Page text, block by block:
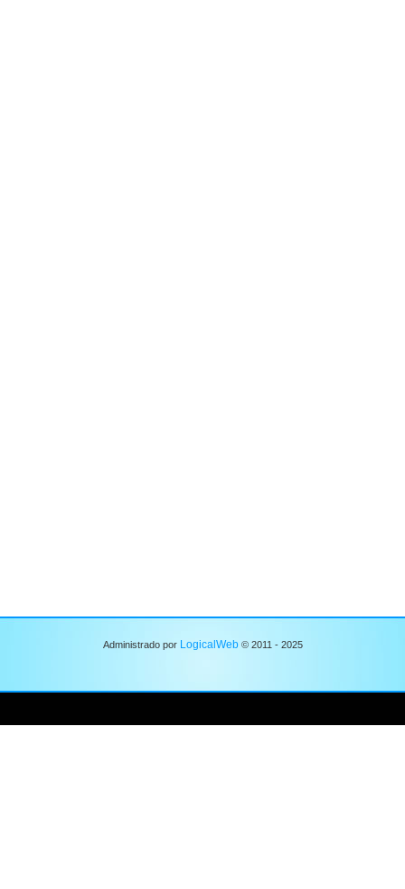
Administrado por LogicalWeb© 2011 - 2025